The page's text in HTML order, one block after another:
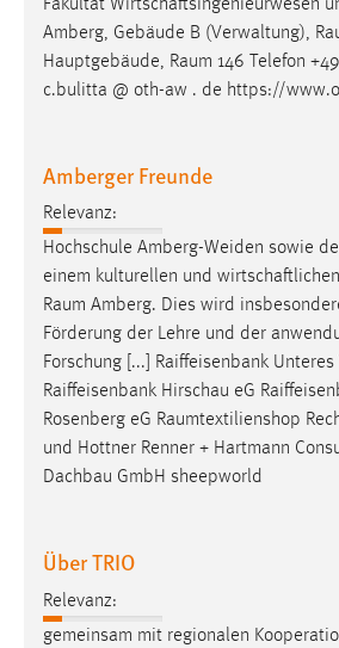
Fakultät Wirtschaftsingenieurwesen
Amberg, Gebäude B (Verwaltung),
Hauptgebäude, Raum 146 Telefon
c.bulitta @ oth-aw . de https://
Amberger Freunde
Relevanz:
Hochschule Amberg-Weiden sowie
einem kulturellen und
Raum Amberg. Dies wird
Förderung der Lehre und der
Forschung [...] Raiffeisenbank
Raiffeisenbank Hirschau eG
Rosenberg eG Raumtextilienshop
und Hottner Renner + Hartmann
Dachbau GmbH sheepworld
Über TRIO
Relevanz:
gemeinsam mit regionalen
Performance
Zweck:
Für performante Seitenauslieferung
gespeichert, ob man eingeloggt ist.
Sprachpräferenz
Name:
site-language-preference
Zweck:
Das Cookie speichert die gewählte
Chat